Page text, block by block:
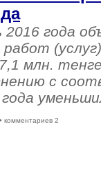
2016 года
млн.
с
• комментариев 2